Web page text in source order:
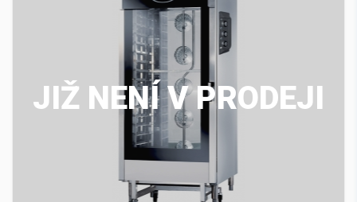
JIŽ NENÍ V PRODEJI